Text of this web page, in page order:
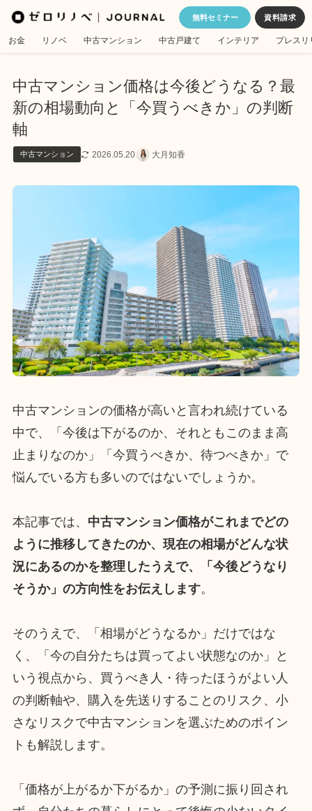
無料セミナー
お金 リノベ 中古マンション 中古戸建て インテリア プレスリ
中古マンション価格は今後どうなる？最
新の相場動向と「今買うべきか」の判断
軸
中古マンション 2026.05.20 大月知香
中古マンションの価格が高いと言われ続けている
中で、「今後は下がるのか、それともこのまま高
止まりなのか」「今買うべきか、待つべきか」で
悩んでいる方も多いのではないでしょうか。
本記事では、 中古マンション価格がこれまでどの
ように推移してきたのか、現在の相場がどんな状
況にあるのかを整理したうえで、「今後どうなり
そうか」の方向性をお伝えします。
そのうえで、「相場がどうなるか」だけではな
く、「今の自分たちは買ってよい状態なのか」と
いう視点から、買うべき人・待ったほうがよい人
の判断軸や、購入を先送りすることのリスク、小
さなリスクで中古マンションを選ぶためのポイン
トも解説します。
「価格が上がるか下がるか」の予測に振り回され